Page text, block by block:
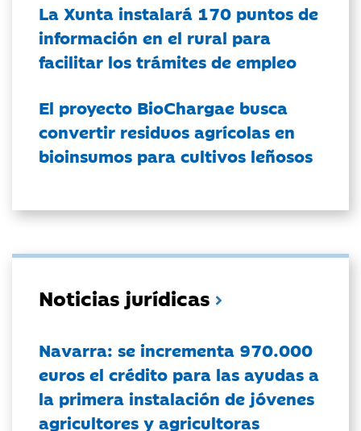
La Xunta instalará 170 puntos de
información en el rural para
facilitar los trámites de empleo
El proyecto BioChargae busca
convertir residuos agrícolas en
bioinsumos para cultivos leñosos
Noticias jurídicas
Navarra: se incrementa 970.000
euros el crédito para las ayudas a
la primera instalación de jóvenes
agricultores y agricultoras